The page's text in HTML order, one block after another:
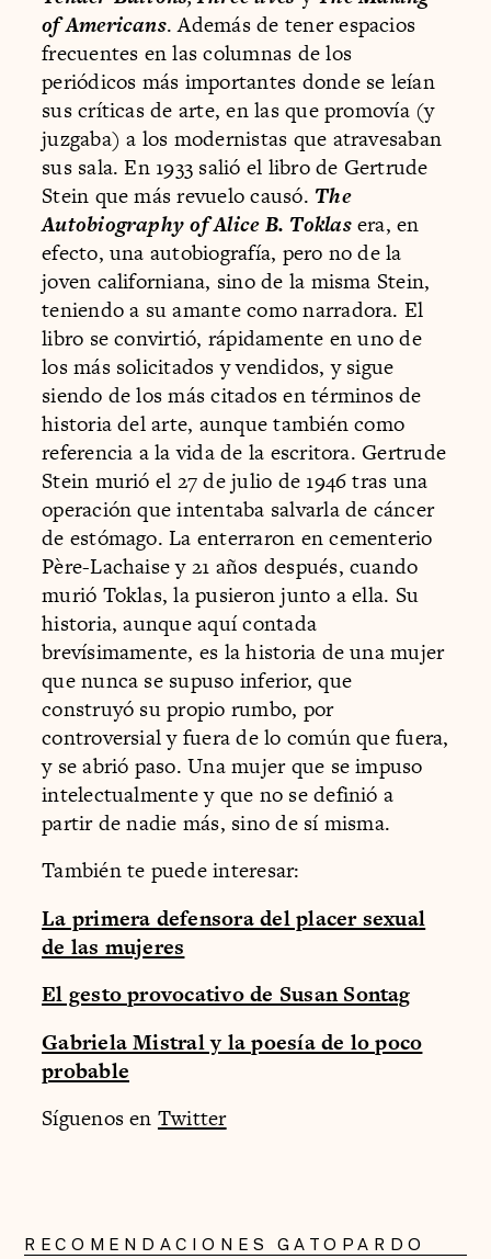
of Americans. Además de tener espacios
frecuentes en las columnas de los
periódicos más importantes donde se leían
sus críticas de arte, en las que promovía (y
juzgaba) a los modernistas que atravesaban
sus sala. En 1933 salió el libro de Gertrude
Stein que más revuelo causó. The
Autobiography of Alice B. Toklasera, en
efecto, una autobiografía, pero no de la
joven californiana, sino de la misma Stein,
teniendo a su amante como narradora. El
libro se convirtió, rápidamente en uno de
los más solicitados y vendidos, y sigue
siendo de los más citados en términos de
historia del arte, aunque también como
referencia a la vida de la escritora. Gertrude
Stein murió el 27 de julio de 1946 tras una
operación que intentaba salvarla de cáncer
de estómago. La enterraron en cementerio
Père-Lachaise y 21 años después, cuando
murió Toklas, la pusieron junto a ella. Su
historia, aunque aquí contada
brevísimamente, es la historia de una mujer
que nunca se supuso inferior, que
construyó su propio rumbo, por
controversial y fuera de lo común que fuera,
y se abrió paso. Una mujer que se impuso
intelectualmente y que no se definió a
partir de nadie más, sino de sí misma.
También te puede interesar:
La primera defensora del placer sexual
de las mujeres
El gesto provocativo de Susan Sontag
Gabriela Mistral y la poesía de lo poco
probable
Síguenos en Twitter
RECOMENDACIONES GATOPARDO